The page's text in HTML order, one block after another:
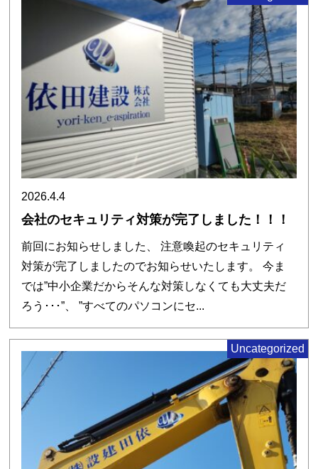
2026.4.4
会社のセキュリティ対策が完了しました！！！
前回にお知らせしました、 注意喚起のセキュリティ
対策が完了しましたのでお知らせいたします。 今ま
では”中小企業だからそんな対策しなくても大丈夫だ
ろう･･･”、 ”すべてのパソコンにセ...
Uncategorized